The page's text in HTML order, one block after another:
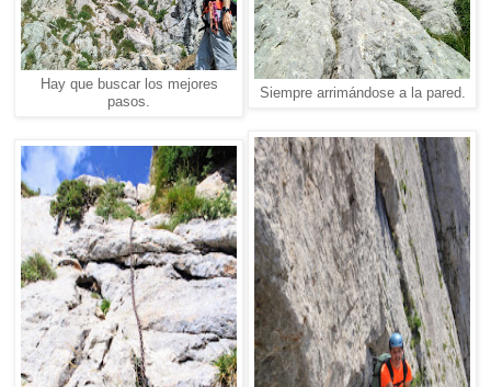
Hay que buscar los mejores
pasos.
Siempre arrimándose a la pared.